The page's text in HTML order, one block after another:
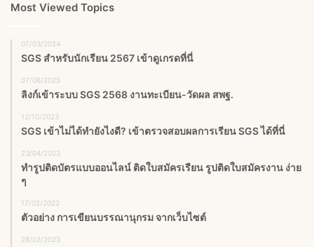
Most Viewed Topics
07/03/2024
SGS สําหรับนักเรียน 2567 เข้าดูเกรดที่นี่
07/06/2025
ลิงก์เข้าระบบ SGS 2568 งานทะเบียน-วัดผล สพฐ.
12/10/2023
SGS เข้าไม่ได้ทำยังไงดี? เข้าตรวจสอบผลการเรียน SGS ได้ที่นี่
23/04/2023
ทำรูปติดบัตรแบบออนไลน์ ติดใบสมัครเรียน รูปติดใบสมัครงาน ง่าย
ๆ
17/02/2022
ตัวอย่าง การเขียนบรรณานุกรม จากเว็บไซต์
28/02/2023